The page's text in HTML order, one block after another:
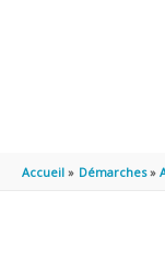
Accueil Démarches